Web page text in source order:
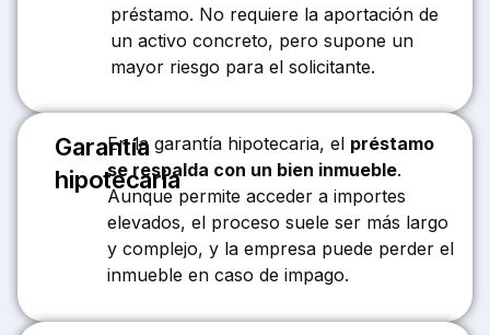
préstamo. No requiere la aportación de
un activo concreto, pero supone un
mayor riesgo para el solicitante.
Garantía
hipotecaria
En la garantía hipotecaria, el préstamo
se respalda con un bien inmueble.
Aunque permite acceder a importes
elevados, el proceso suele ser más largo
y complejo, y la empresa puede perder el
inmueble en caso de impago.